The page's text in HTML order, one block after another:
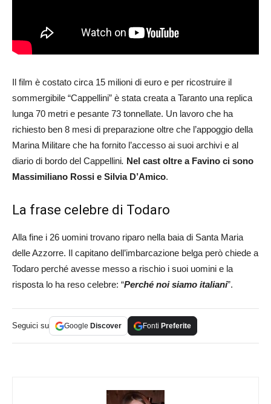
Il film è costato circa 15 milioni di euro e per ricostruire il
sommergibile “Cappellini” è stata creata a Taranto una replica
lunga 70 metri e pesante 73 tonnellate. Un lavoro che ha
richiesto ben 8 mesi di preparazione oltre che l’appoggio della
Marina Militare che ha fornito l’accesso ai suoi archivi e al
diario di bordo del Cappellini. Nel cast oltre a Favino ci sono
Massimiliano Rossi e Silvia D’Amico.
La frase celebre di Todaro
Alla fine i 26 uomini trovano riparo nella baia di Santa Maria
delle Azzorre. Il capitano dell’imbarcazione belga però chiede a
Todaro perché avesse messo a rischio i suoi uomini e la
risposta lo ha reso celebre: “Perché noi siamo italiani”.
Seguici su Google Discover Fonti Preferite